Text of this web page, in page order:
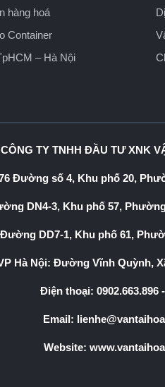
hàng hoá
Container
– Hà Nội
CÔNG TY TNHH ĐẦU TƯ XNK
Đường số 4, Khu phố 20,
DN4-3, Khu phố 57,
Đường DD7-1, Khu phố 61,
Hà Nội: Đường Vĩnh Quỳnh,
Điện thoại: 0902.663.896-
Email:
Website: